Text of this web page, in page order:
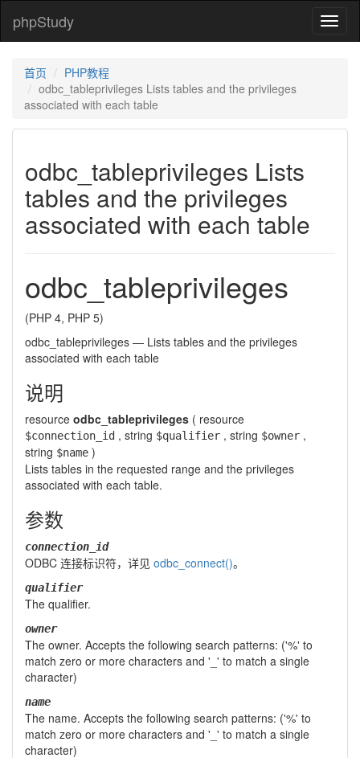
phpStudy
首页
PHP教程
odbc_tableprivileges Lists tables and the privileges
associated with each table
odbc_tableprivileges Lists
tables and the privileges
associated with each table
odbc_tableprivileges
(PHP 4, PHP 5)
odbc_tableprivileges — Lists tables and the privileges
associated with each table
说明
resource odbc_tableprivileges ( resource
$connection_id , string $qualifier , string $owner ,
string $name )
Lists tables in the requested range and the privileges
associated with each table.
参数
connection_id
ODBC 连接标识符，详见 odbc_connect()。
qualifier
The qualifier.
owner
The owner. Accepts the following search patterns: ('%' to
match zero or more characters and '_' to match a single
character)
name
The name. Accepts the following search patterns: ('%' to
match zero or more characters and '_' to match a single
character)